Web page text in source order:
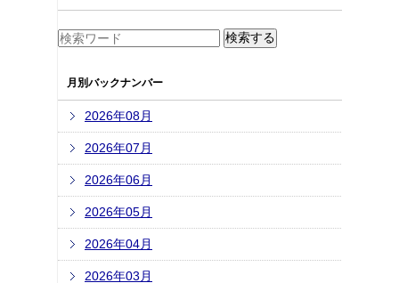
月別バックナンバー
2026年08月
2026年07月
2026年06月
2026年05月
2026年04月
2026年03月